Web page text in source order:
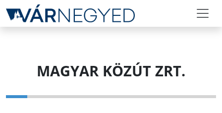
MAGYAR KÖZÚT ZRT.